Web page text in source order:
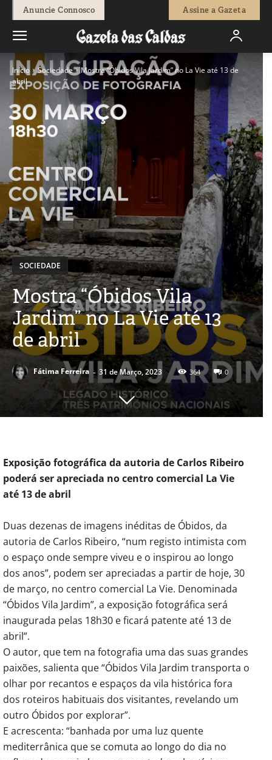
Anuncie Connosco Assine a Gazeta
Início Sociedade
Mostra “Óbidos Vila Jardim” no La Vie até 13 de
abril
SOCIEDADE
Mostra “Óbidos Vila
Jardim” no La Vie até 13
de abril
Fátima Ferreira - 31 de Março, 2023 364 0
Exposição fotográfica da autoria de Carlos Ribeiro
poderá ser apreciada no centro comercial La Vie
até 13 de abril
Duas dezenas de imagens inéditas de Óbidos, da
autoria de Carlos Ribeiro, “num registo intimista com
o espaço onde sempre viveu e o inspirou ao longo
dos anos”, podem ser apreciadas a partir de hoje, 30
de março, no centro comercial La Vie. Denominada
“Óbidos Vila Jardim”, a exposição fotográfica será
inaugurada pelas 18h30 e ficará patente até 13 de
abril”.
O autor, que tem na fotografia uma das suas grandes
paixões, salienta que “Óbidos Vila Jardim transporta o
olhar por recantos e espaços da vila histórica fora
dos roteiros habituais dos visitantes, revelando um
outro Óbidos por explorar”.
E acrescenta: “banhada por uma luz quente
mediterrânica que se comuta ao longo do dia no